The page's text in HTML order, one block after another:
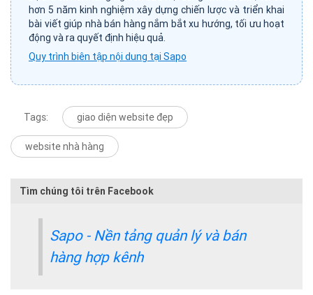
hơn 5 năm kinh nghiệm xây dựng chiến lược và triển khai
bài viết giúp nhà bán hàng nắm bắt xu hướng, tối ưu hoạt
động và ra quyết định hiệu quả.
Quy trình biên tập nội dung tại Sapo
Tags: giao diện website đẹp
website nhà hàng
Tìm chúng tôi trên Facebook
Sapo - Nền tảng quản lý và bán
hàng hợp kênh